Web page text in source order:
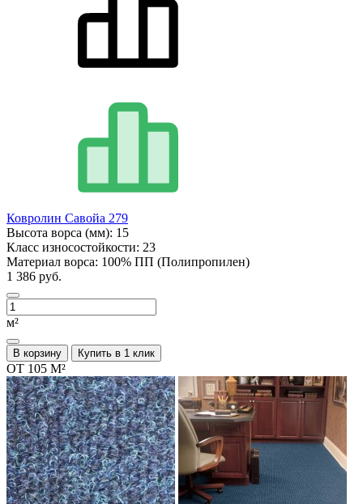
Ковролин Савойа 279
Высота ворса (мм): 15
Класс износостойкости: 23
Материал ворса: 100% ПП (Полипропилен)
1 386 руб.
м²
В корзину Купить в 1 клик
ОТ 105 М²